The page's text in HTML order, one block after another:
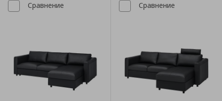
Сравнение Сравнение